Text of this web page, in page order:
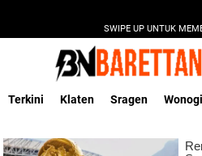
SWIPE UP UNTUK
Terkini Klaten Sragen